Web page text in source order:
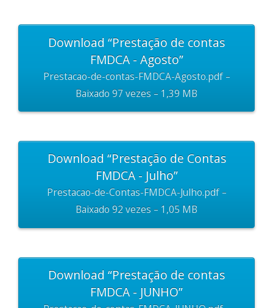
Download “Prestação de contas
FMDCA - Agosto”
Prestacao-de-contas-FMDCA-Agosto.pdf –
Baixado 97 vezes – 1,39 MB
Download “Prestação de Contas
FMDCA - Julho”
Prestacao-de-Contas-FMDCA-Julho.pdf –
Baixado 92 vezes – 1,05 MB
Download “Prestação de contas
FMDCA - JUNHO”